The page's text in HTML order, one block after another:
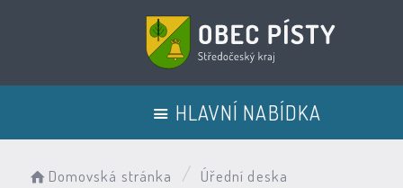
HLAVNÍ NABÍDKA
Domovská stránka
Úřední deska